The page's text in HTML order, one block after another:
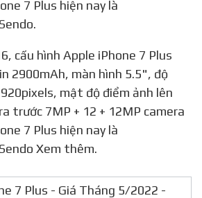
7 Plus hiện nay là
2900mAh, màn hình 5.5", độ
mật độ điểm ảnh lên
trước 7MP + 12 + 12MP camera
7 Plus hiện nay là
Xem thêm.